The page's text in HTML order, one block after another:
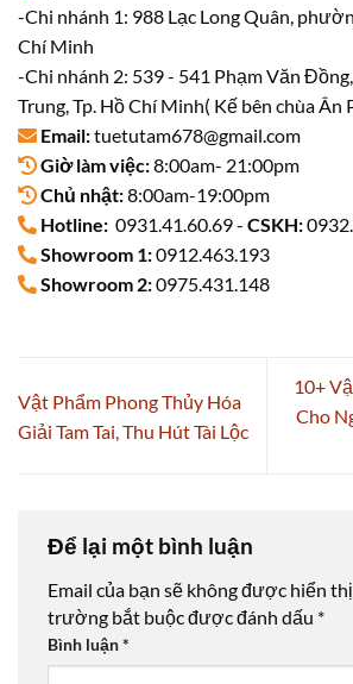
-Chi nhánh 1: 988 Lạc Long Quân,
Chí Minh
-Chi nhánh 2: 539 - 541 Phạm Văn
Trung, Tp. Hồ Chí Minh( Kế bên chùa Ân
Email:tuetutam678@gmail.com
Giờ làm việc:8:00am- 21:00pm
Chủ nhật:8:00am-19:00pm
Hotline: 0931.41.60.69 - CSKH:
Showroom 1:0912.463.193
Showroom 2:0975.431.148
Vật Phẩm Phong Thủy Hóa
Giải Tam Tai, Thu Hút Tài Lộc
10+
Cho
Để lại một bình luận
Email của bạn sẽ không được hiển
trường bắt buộc được đánh dấu *
Bình luận*